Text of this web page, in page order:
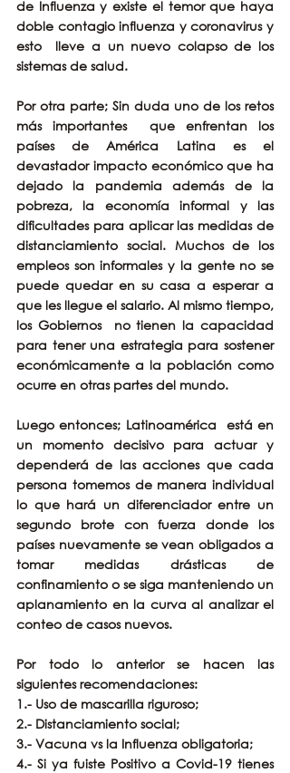
de Influenza y existe el temor que haya
doble contagio influenza y coronavirus y
esto  lleve a un nuevo colapso de los
sistemas de salud.
Por otra parte; Sin duda uno de los retos
más importantes  que enfrentan los
países de América Latina es el
devastador impacto económico que ha
dejado la pandemia además de la
pobreza, la economía informal y las
dificultades para aplicar las medidas de
distanciamiento social. Muchos de los
empleos son informales y la gente no se
puede quedar en su casa a esperar a
que les llegue el salario. Al mismo tiempo,
los Gobiernos  no tienen la capacidad
para tener una estrategia para sostener
económicamente a la población como
ocurre en otras partes del mundo.
Luego entonces; Latinoamérica  está en
un momento decisivo para actuar y
dependerá de las acciones que cada
persona tomemos de manera individual
lo que hará un diferenciador entre un
segundo brote con fuerza donde los
países nuevamente se vean obligados a
tomar medidas drásticas de
confinamiento o se siga manteniendo un
aplanamiento en la curva al analizar el
conteo de casos nuevos.
Por todo lo anterior se hacen las
siguientes recomendaciones:
1.- Uso de mascarilla riguroso;
2.- Distanciamiento social;
3.- Vacuna vs la Influenza obligatoria;
4.- Si ya fuiste Positivo a Covid-19 tienes